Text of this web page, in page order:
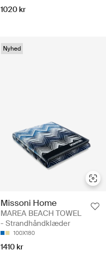
1020 kr
Nyhed
Missoni Home
MAREA BEACH TOWEL
- Strandhåndklæder
100X180
1410 kr